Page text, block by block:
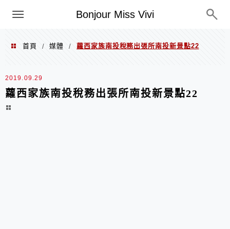
Bonjour Miss Vivi
選單
首頁 / 媒體 / 蘿西家族南投稅務出張所南投新景點22
2019.09.29
蘿西家族南投稅務出張所南投新景點22